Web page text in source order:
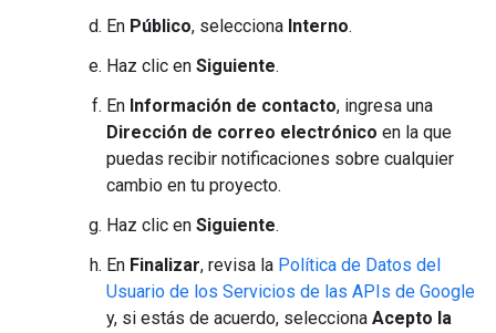
En Público, selecciona Interno.
Haz clic en Siguiente.
En Información de contacto, ingresa una
Dirección de correo electrónico en la que
puedas recibir notificaciones sobre cualquier
cambio en tu proyecto.
Haz clic en Siguiente.
En Finalizar, revisa la Política de Datos del
Usuario de los Servicios de las APIs de Google
y, si estás de acuerdo, selecciona Acepto la